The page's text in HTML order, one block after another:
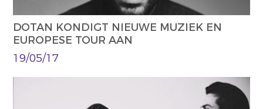
DOTAN KONDIGT NIEUWE MUZIEK EN
EUROPESE TOUR AAN
19/05/17